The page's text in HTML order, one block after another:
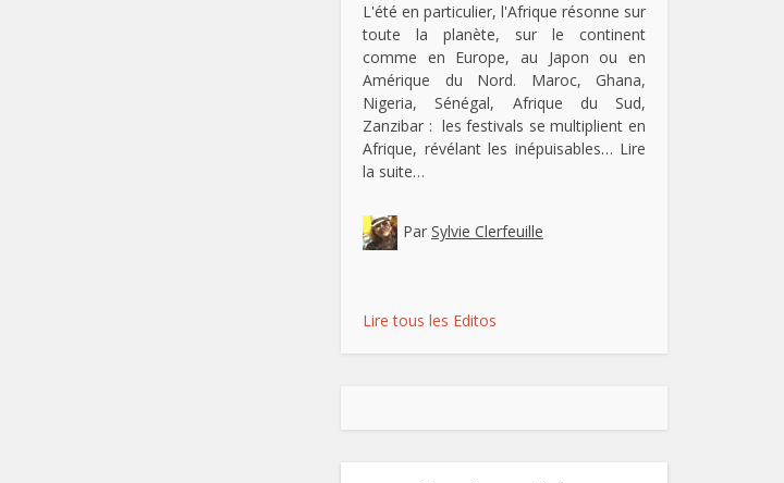
L'été en particulier, l'Afrique résonne sur
toute la planète, sur le continent
comme en Europe, au Japon ou en
Amérique du Nord. Maroc, Ghana,
Nigeria, Sénégal, Afrique du Sud,
Zanzibar : les festivals se multiplient en
Afrique, révélant les inépuisables… Lire
la suite…
Par Sylvie Clerfeuille
Lire tous les Editos